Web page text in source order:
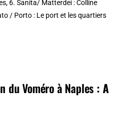
6. Sanita/ Matterdei : Colline
/ Porto : Le port et les quartiers
Voméro à Naples : A